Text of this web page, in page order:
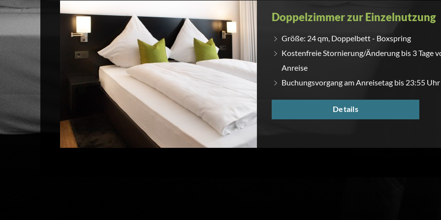
Doppelzimmer zur Einzelnutzung
Größe: 24 qm, Doppelbett - Boxspring
Kostenfreie Stornierung/Änderung bis 3 Tage
Anreise
Buchungsvorgang am Anreisetag bis 23:55 Uhr
Details